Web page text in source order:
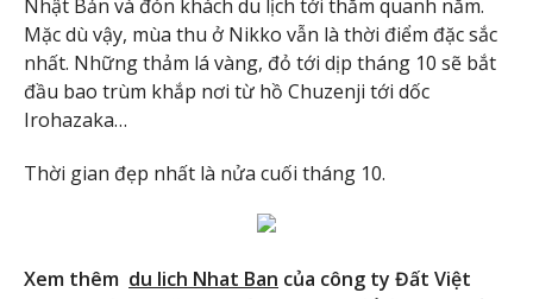
Nhật Bản và đón khách du lịch tới thăm quanh năm.
Mặc dù vậy, mùa thu ở Nikko vẫn là thời điểm đặc sắc
nhất. Những thảm lá vàng, đỏ tới dịp tháng 10 sẽ bắt
đầu bao trùm khắp nơi từ hồ Chuzenji tới dốc
Irohazaka…
Thời gian đẹp nhất là nửa cuối tháng 10.
Xem thêm du lich Nhat Ban của công ty Đất Việt